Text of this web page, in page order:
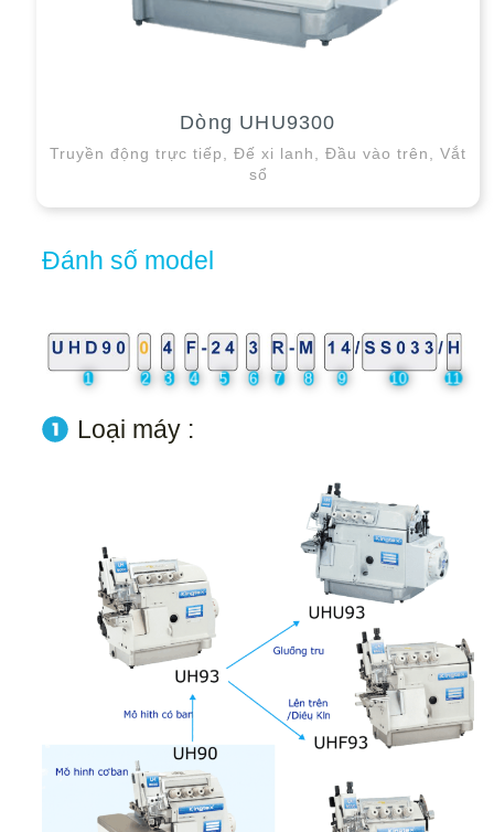
Dòng UHU9300
Truyền động trực tiếp, Đế xi lanh, Đầu vào trên, Vắt
sổ
Đánh số model
1 2 3 4 5 6 7 8 9 10 11
Loại máy :